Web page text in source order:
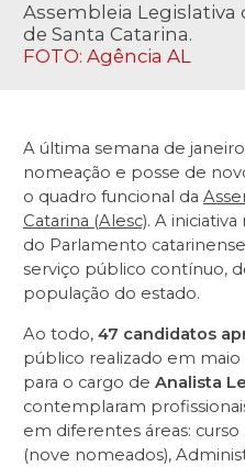
Assembleia Legislativa
de Santa Catarina.
FOTO: Agência AL
A última semana de
nomeação e posse de
o quadro funcional da
Catarina (Alesc). A
do Parlamento
serviço público contínuo,
população do estado.
Ao todo, 47 candidatos
público realizado em
para o cargo de Analista
contemplaram
em diferentes áreas:
(nove nomeados),